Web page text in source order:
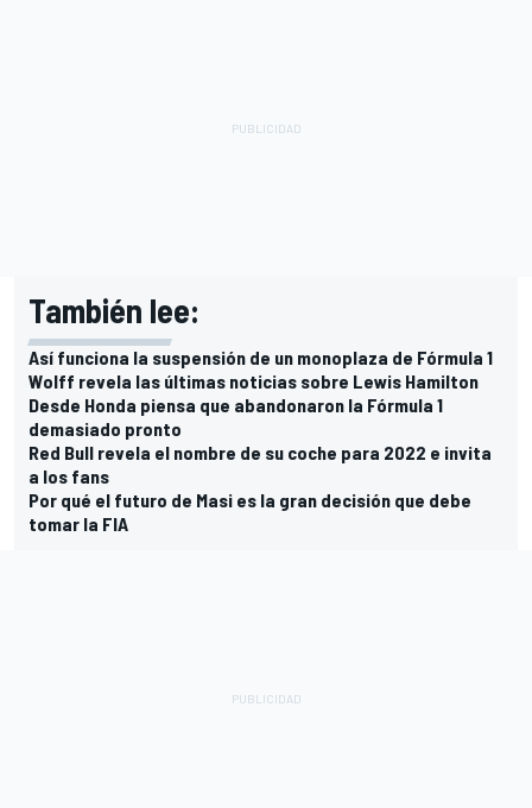
También lee:
Así funciona la suspensión de un monoplaza de Fórmula 1
Wolff revela las últimas noticias sobre Lewis Hamilton
Desde Honda piensa que abandonaron la Fórmula 1
demasiado pronto
Red Bull revela el nombre de su coche para 2022 e invita
a los fans
Por qué el futuro de Masi es la gran decisión que debe
tomar la FIA